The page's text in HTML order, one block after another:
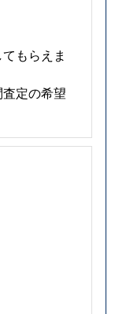
もらえま
定の希望